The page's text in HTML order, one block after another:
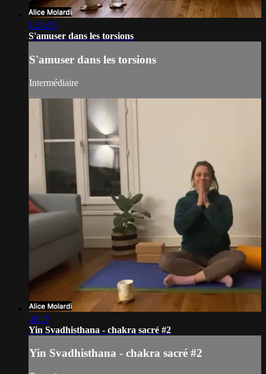
1:24:35
S'amuser dans les torsions
S'amuser dans les torsions
Intermédiaire
49:27
Yin Svadhisthana - chakra sacré #2
Yin Svadhisthana - chakra sacré #2